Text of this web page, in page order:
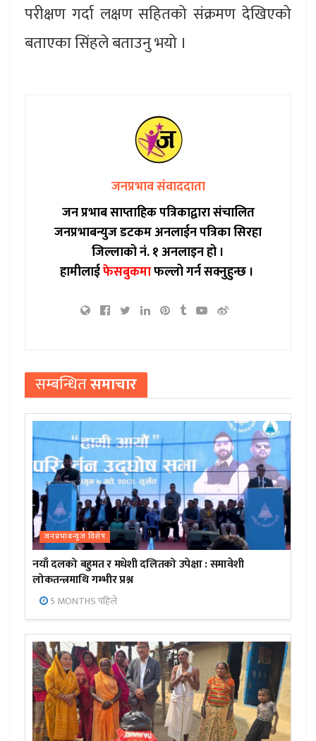
परीक्षण गर्दा लक्षण सहितको संक्रमण देखिएको
बताएका सिंहले बताउनु भयो ।
जनप्रभाव संवाददाता
जन प्रभाब साप्ताहिक पत्रिकाद्वारा संचालित
जनप्रभाबन्युज डटकम अनलाईन पत्रिका सिरहा
जिल्लाको नं. १ अनलाइन हो ।
हामीलाईफेसबुकमाफल्लो गर्न सक्नुहुन्छ ।
सम्बन्धितसमाचार
जनप्रभाबन्युज विशेष
नयाँ दलको बहुमत र मधेशी दलितको उपेक्षा : समावेशी
लोकतन्त्रमाथि गम्भीर प्रश्न
5 MONTHS पहिले